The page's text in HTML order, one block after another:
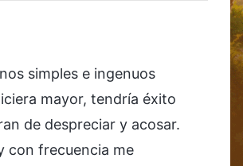
simples e ingenuos
mayor, tendría éxito
de despreciar y acosar.
con frecuencia me